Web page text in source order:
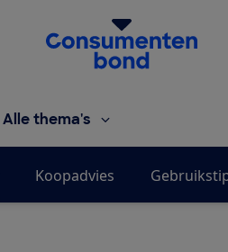
Homepage van de
Alle thema's
Koopadvies